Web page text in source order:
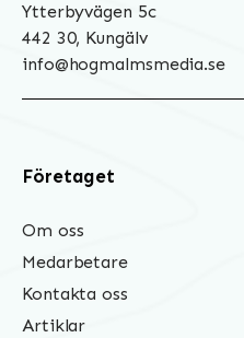
Ytterbyvägen 5c
442 30, Kungälv
info@hogmalmsmedia.se
Företaget
Om oss
Medarbetare
Kontakta oss
Artiklar